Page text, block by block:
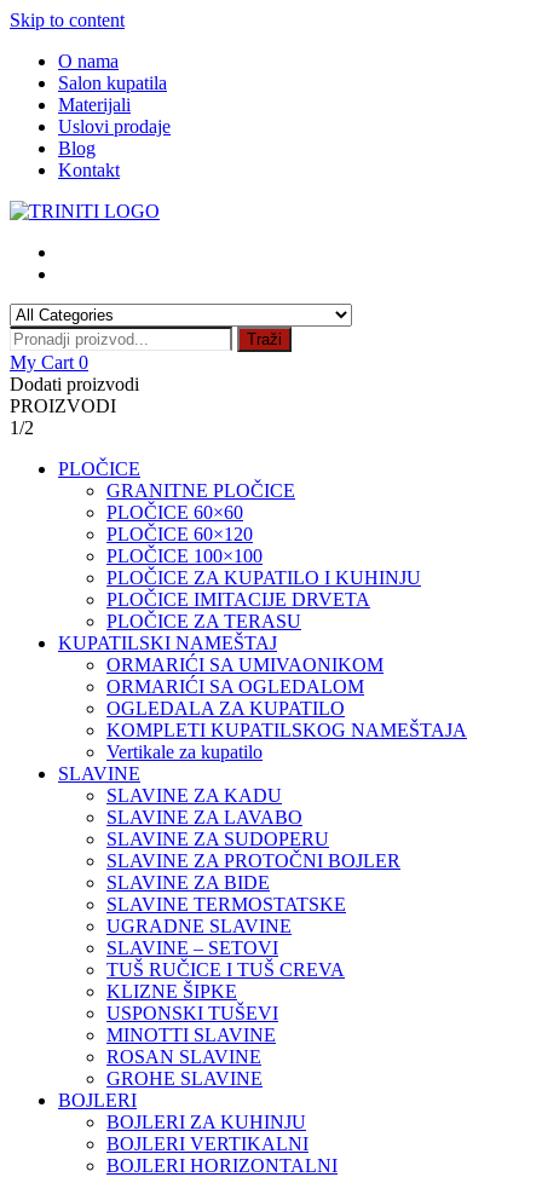
Skip to content
O nama
Salon kupatila
Materijali
Uslovi prodaje
Blog
Kontakt
Traži
My Cart 0
Dodati proizvodi
PROIZVODI
1/2
PLOČICE
GRANITNE PLOČICE
PLOČICE 60×60
PLOČICE 60×120
PLOČICE 100×100
PLOČICE ZA KUPATILO I KUHINJU
PLOČICE IMITACIJE DRVETA
PLOČICE ZA TERASU
KUPATILSKI NAMEŠTAJ
ORMARIĆI SA UMIVAONIKOM
ORMARIĆI SA OGLEDALOM
OGLEDALA ZA KUPATILO
KOMPLETI KUPATILSKOG NAMEŠTAJA
Vertikale za kupatilo
SLAVINE
SLAVINE ZA KADU
SLAVINE ZA LAVABO
SLAVINE ZA SUDOPERU
SLAVINE ZA PROTOČNI BOJLER
SLAVINE ZA BIDE
SLAVINE TERMOSTATSKE
UGRADNE SLAVINE
SLAVINE – SETOVI
TUŠ RUČICE I TUŠ CREVA
KLIZNE ŠIPKE
USPONSKI TUŠEVI
MINOTTI SLAVINE
ROSAN SLAVINE
GROHE SLAVINE
BOJLERI
BOJLERI ZA KUHINJU
BOJLERI VERTIKALNI
BOJLERI HORIZONTALNI